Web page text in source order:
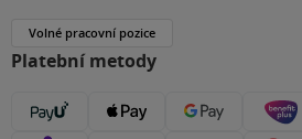
Volné pracovní pozice
Platební metody